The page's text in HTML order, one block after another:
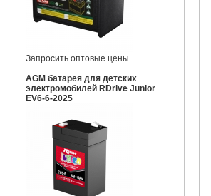
Запросить оптовые цены
AGM батарея для детских
электромобилей RDrive Junior
EV6-6-2025